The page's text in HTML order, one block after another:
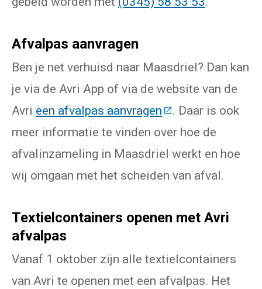
Afvalpas aanvragen
Ben je net verhuisd naar Maasdriel? Dan kan
je via de Avri App of via de website van de
Avri een afvalpas aanvragen (Deze link gaat
. Daar is ook
meer informatie te vinden over hoe de
afvalinzameling in Maasdriel werkt en hoe
wij omgaan met het scheiden van afval.
Textielcontainers openen met Avri
afvalpas
Vanaf 1 oktober zijn alle textielcontainers
van Avri te openen met een afvalpas. Het